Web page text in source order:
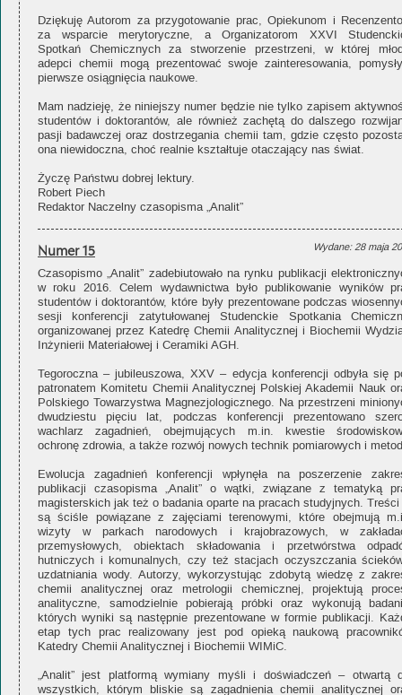
Dziękuję Autorom za przygotowanie prac, Opiekunom i
za wsparcie merytoryczne, a Organizatorom XXVI
Spotkań Chemicznych za stworzenie przestrzeni, w której
adepci chemii mogą prezentować swoje zainteresowania,
pierwsze osiągnięcia naukowe.
Mam nadzieję, że niniejszy numer będzie nie tylko zapisem
studentów i doktorantów, ale również zachętą do dalszego
pasji badawczej oraz dostrzegania chemii tam, gdzie często
ona niewidoczna, choć realnie kształtuje otaczający nas świat.
Życzę Państwu dobrej lektury.
Robert Piech
Redaktor Naczelny czasopisma „Analit”
Numer 15 Wydane: 28 maja
Czasopismo „Analit” zadebiutowało na rynku publikacji
w roku 2016. Celem wydawnictwa było publikowanie wyników
studentów i doktorantów, które były prezentowane podczas
sesji konferencji zatytułowanej Studenckie Spotkania
organizowanej przez Katedrę Chemii Analitycznej i Biochemii
Inżynierii Materiałowej i Ceramiki AGH.
Tegoroczna – jubileuszowa, XXV – edycja konferencji odbyła się
patronatem Komitetu Chemii Analitycznej Polskiej Akademii Nauk
Polskiego Towarzystwa Magnezjologicznego. Na przestrzeni
dwudziestu pięciu lat, podczas konferencji prezentowano
wachlarz zagadnień, obejmujących m.in. kwestie
ochronę zdrowia, a także rozwój nowych technik pomiarowych i
Ewolucja zagadnień konferencji wpłynęła na poszerzenie
publikacji czasopisma „Analit” o wątki, związane z tematyką
magisterskich jak też o badania oparte na pracach studyjnych. Treści
są ściśle powiązane z zajęciami terenowymi, które obejmują
wizyty w parkach narodowych i krajobrazowych, w
przemysłowych, obiektach składowania i przetwórstwa
hutniczych i komunalnych, czy też stacjach oczyszczania
uzdatniania wody. Autorzy, wykorzystując zdobytą wiedzę z
chemii analitycznej oraz metrologii chemicznej, projektują
analityczne, samodzielnie pobierają próbki oraz wykonują
których wyniki są następnie prezentowane w formie publikacji.
etap tych prac realizowany jest pod opieką naukową
Katedry Chemii Analitycznej i Biochemii WIMiC.
„Analit” jest platformą wymiany myśli i doświadczeń – otwartą
wszystkich, którym bliskie są zagadnienia chemii analitycznej